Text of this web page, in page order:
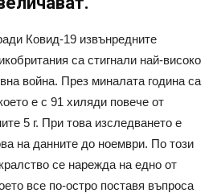
Ковид-19 извънредните
са стигнали най-високо
война. През миналата година са
е с 91 хиляди повече от
5 г. При това изследването е
на данните до ноември. По този
се нарежда на едно от
все по-остро поставя въпроса